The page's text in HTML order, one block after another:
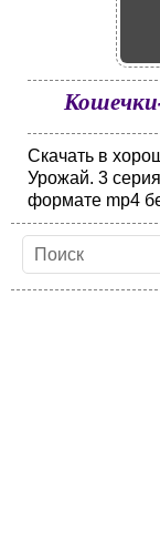
Скачать в
Урожай. 3
формате mp4